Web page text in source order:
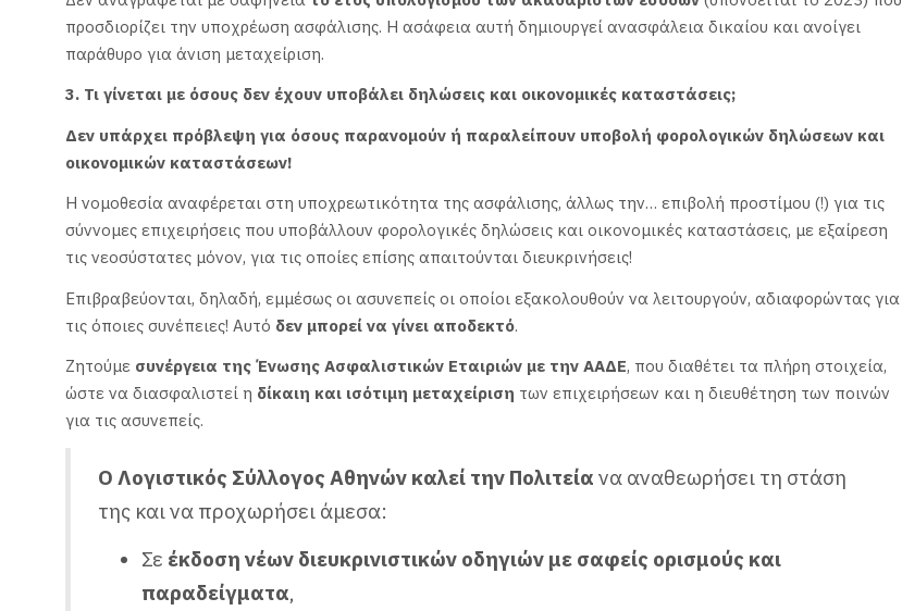
προσδιορίζει την υποχρέωση ασφάλισης. Η ασάφεια αυτή δημιουργεί ανασφάλεια δικαίου και ανοίγει
παράθυρο για άνιση μεταχείριση.
3. Τι γίνεται με όσους δεν έχουν υποβάλει δηλώσεις και οικονομικές καταστάσεις;
Δεν υπάρχει πρόβλεψη για όσους παρανομούν ή παραλείπουν υποβολή φορολογικών δηλώσεων και
οικονομικών καταστάσεων!
Η νομοθεσία αναφέρεται στη υποχρεωτικότητα της ασφάλισης, άλλως την… επιβολή προστίμου (!) για τις
σύννομες επιχειρήσεις που υποβάλλουν φορολογικές δηλώσεις και οικονομικές καταστάσεις, με εξαίρεση
τις νεοσύστατες μόνον, για τις οποίες επίσης απαιτούνται διευκρινήσεις!
Επιβραβεύονται, δηλαδή, εμμέσως οι ασυνεπείς οι οποίοι εξακολουθούν να λειτουργούν, αδιαφορώντας για
τις όποιες συνέπειες! Αυτό δεν μπορεί να γίνει αποδεκτό.
Ζητούμε συνέργεια της Ένωσης Ασφαλιστικών Εταιριών με την ΑΑΔΕ, που διαθέτει τα πλήρη στοιχεία,
ώστε να διασφαλιστεί η δίκαιη και ισότιμη μεταχείριση των επιχειρήσεων και η διευθέτηση των ποινών
για τις ασυνεπείς.
Ο Λογιστικός Σύλλογος Αθηνών καλεί την Πολιτεία να αναθεωρήσει τη στάση
της και να προχωρήσει άμεσα:
Σε έκδοση νέων διευκρινιστικών οδηγιών με σαφείς ορισμούς και
παραδείγματα,